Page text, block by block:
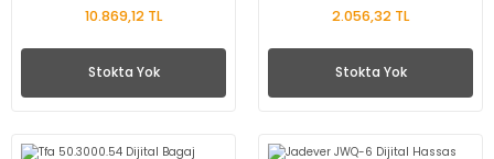
10.869,12 TL
Stokta Yok
2.056,32 TL
Stokta Yok